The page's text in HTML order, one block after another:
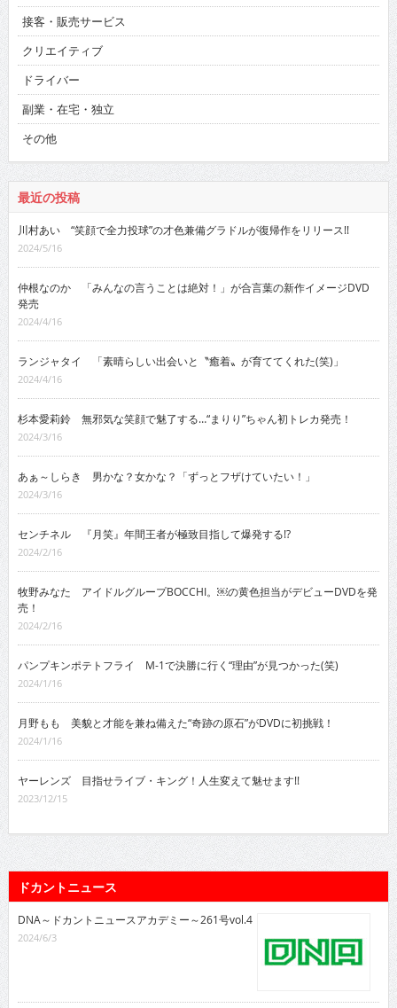
接客・販売サービス
クリエイティブ
ドライバー
副業・在宅・独立
その他
最近の投稿
川村あい “笑顔で全力投球”の才色兼備グラドルが復帰作をリリース!!
2024/5/16
仲根なのか 「みんなの言うことは絶対！」が合言葉の新作イメージDVD
発売
2024/4/16
ランジャタイ 「素晴らしい出会いと〝癒着〟が育ててくれた(笑)」
2024/4/16
杉本愛莉鈴 無邪気な笑顔で魅了する…“まりり”ちゃん初トレカ発売！
2024/3/16
あぁ～しらき 男かな？女かな？「ずっとフザけていたい！」
2024/3/16
センチネル 『月笑』年間王者が極致目指して爆発する!?
2024/2/16
牧野みなた アイドルグループBOCCHI。￼の黄色担当がデビューDVDを発
売！
2024/2/16
パンプキンポテトフライ M-1で決勝に行く“理由”が見つかった(笑)
2024/1/16
月野もも 美貌と才能を兼ね備えた“奇跡の原石”がDVDに初挑戦！
2024/1/16
ヤーレンズ 目指せライブ・キング！人生変えて魅せます!!
2023/12/15
ドカントニュース
DNA～ドカントニュースアカデミー～261号vol.4
2024/6/3